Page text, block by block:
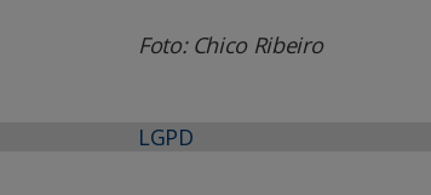
Foto: Chico Ribeiro
LGPD